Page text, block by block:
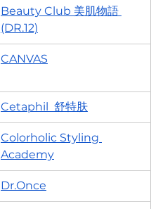
Beauty Club 美肌物語
(DR.12)
CANVAS
Cetaphil 舒特肤
Colorholic Styling
Academy
Dr.Once